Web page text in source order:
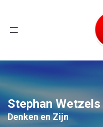
Toggle
Stephan Wetzels
Denken en Zijn